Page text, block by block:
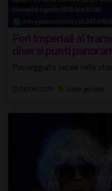
Fori Imperiali al
diversi punti
Passeggiata serale nella
06/08/2026 Visite guidate